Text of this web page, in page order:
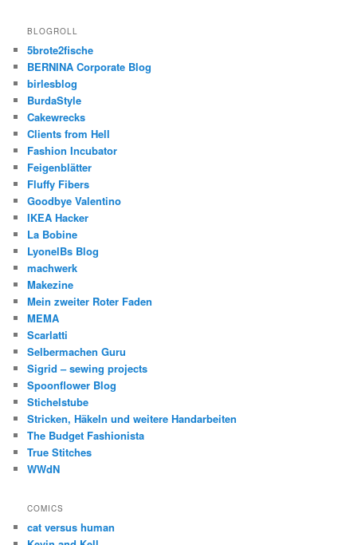
BLOGROLL
5brote2fische
BERNINA Corporate Blog
birlesblog
BurdaStyle
Cakewrecks
Clients from Hell
Fashion Incubator
Feigenblätter
Fluffy Fibers
Goodbye Valentino
IKEA Hacker
La Bobine
LyonelBs Blog
machwerk
Makezine
Mein zweiter Roter Faden
MEMA
Scarlatti
Selbermachen Guru
Sigrid – sewing projects
Spoonflower Blog
Stichelstube
Stricken, Häkeln und weitere Handarbeiten
The Budget Fashionista
True Stitches
WWdN
COMICS
cat versus human